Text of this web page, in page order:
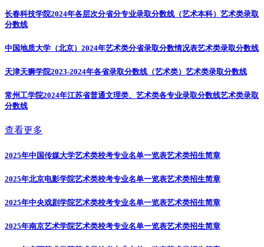
长春科技学院2024年各层次分省分专业录取分数线（艺术本科） 艺术类录取
分数线
中国地质大学（北京）2024年艺术类分省录取分数情况表艺术类录取分数线
天津天狮学院2023-2024年各省录取分数线（艺术类） 艺术类录取分数线
常州工学院2024年江苏省普通文理类、艺术类各专业录取分数线艺术类录取
分数线
查看更多
2025年中国传媒大学艺术类校考专业名单一览表艺术类招生简章
2025年北京电影学院艺术类校考专业名单一览表艺术类招生简章
2025年中央戏剧学院艺术类校考专业名单一览表艺术类招生简章
2025年南京艺术学院艺术类校考专业名单一览表艺术类招生简章